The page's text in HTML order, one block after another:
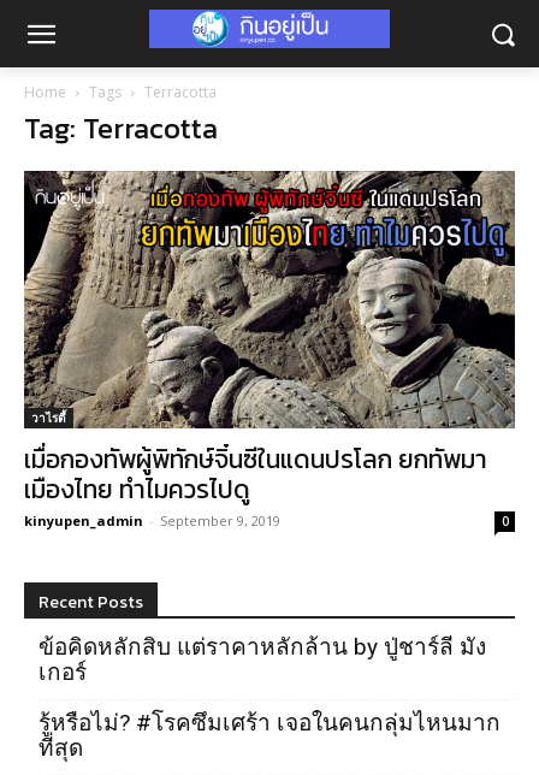
Home Tags Terracotta
Tag: Terracotta
วาไรตี้
เมื่อกองทัพผู้พิทักษ์จิ๋นซีในแดนปรโลก ยกทัพมา
เมืองไทย ทำไมควรไปดู
kinyupen_admin - September 9, 2019 0
Recent Posts
ข้อคิดหลักสิบ แต่ราคาหลักล้าน by ปู่ชาร์ลี มัง
เกอร์
รู้หรือไม่? #โรคซึมเศร้า เจอในคนกลุ่มไหนมาก
ที่สุด